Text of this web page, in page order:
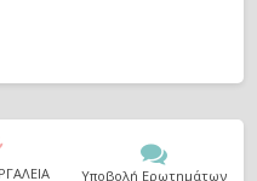
Υποβολή Ερωτημάτων